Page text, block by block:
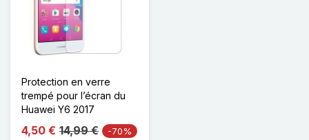
Protection en verre
trempé pour l’écran du
Huawei Y6 2017
4,50 € 14,99 € -70%